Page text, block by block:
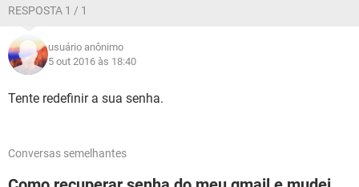
RESPOSTA 1 / 1
usuário anônimo
5 out 2016 às 18:40
Tente redefinir a sua senha.
Conversas semelhantes